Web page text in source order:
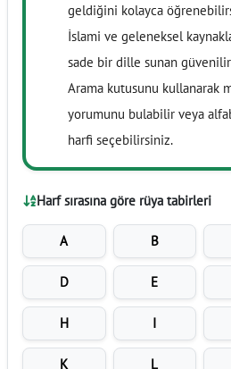
geldiğini kolayca
İslami ve geleneksel
sade bir dille sunan
Arama kutusunu kullanarak
yorumunu bulabilir veya
harfi seçebilirsiniz.
Harf sırasına göre rüya tabirleri
A B
D E
H I
K L